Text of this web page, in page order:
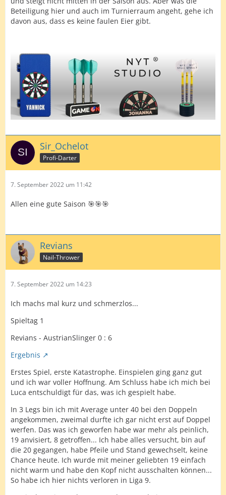
Beteiligung hier und auch im Turnierraum angeht, gehe ich
davon aus, dass es keine faulen Eier gibt.
Sir_Ochelot
Profi-Darter
7. September 2022 um 11:42
Allen eine gute Saison 🎯🎯🎯
Revians
Nail-Thrower
7. September 2022 um 14:23
Ich machs mal kurz und schmerzlos...
Spieltag 1
Revians - AustrianSlinger 0 : 6
Ergebnis
Erstes Spiel, erste Katastrophe. Einspielen ging ganz gut
und ich war voller Hoffnung. Am Schluss habe ich mich bei
Luca entschuldigt für das, was ich gespielt habe.
In 3 Legs bin ich mit Average unter 40 bei den Doppeln
angekommen, zweimal durfte ich gar nicht erst auf Doppel
werfen. Das was ich geworfen habe war mehr als peinlich,
19 anvisiert, 8 getroffen... Ich habe alles versucht, bin auf
die 20 gegangen, habe Pfeile und Stand gewechselt, keine
Chance heute. Ich wurde mit meiner geliebten 19 einfach
nicht warm und habe den Kopf nicht ausschalten können...
So habe ich hier nichts verloren in Liga 9.